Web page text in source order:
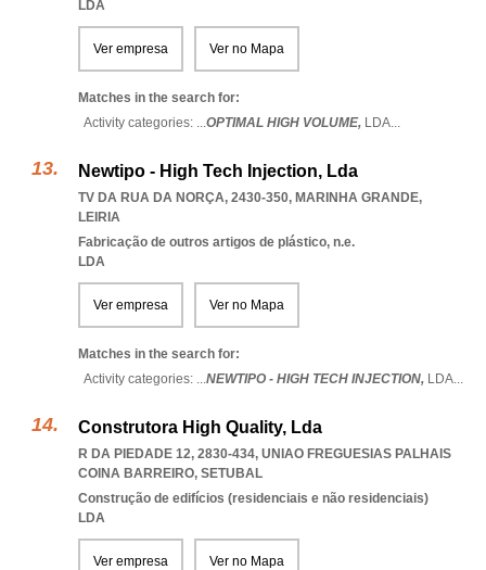
LDA
Ver empresa Ver no Mapa
Matches in the search for:
Activity categories: ...OPTIMAL HIGH VOLUME, LDA...
Newtipo - High Tech Injection, Lda
TV DA RUA DA NORÇA, 2430-350, MARINHA GRANDE,
LEIRIA
Fabricação de outros artigos de plástico, n.e.
LDA
Ver empresa Ver no Mapa
Matches in the search for:
Activity categories: ...NEWTIPO - HIGH TECH INJECTION, LDA...
Construtora High Quality, Lda
R DA PIEDADE 12, 2830-434, UNIAO FREGUESIAS PALHAIS
COINA BARREIRO, SETUBAL
Construção de edifícios (residenciais e não residenciais)
LDA
Ver empresa Ver no Mapa